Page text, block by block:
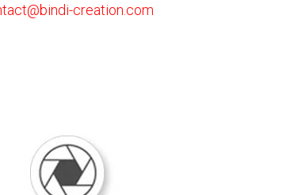
creation.com